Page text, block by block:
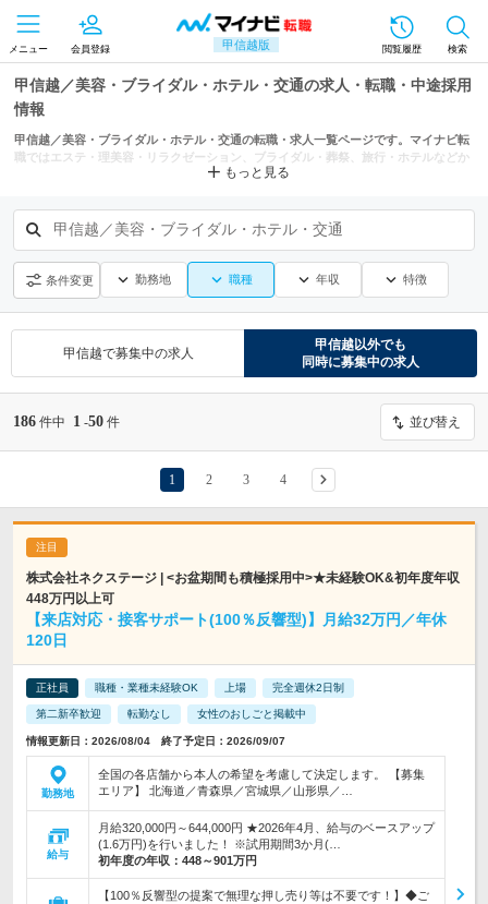
甲信越版
メニュー 会員登録 閲覧履歴 検索
甲信越／美容・ブライダル・ホテル・交通の求人・転職・中途採用
情報
甲信越／美容・ブライダル・ホテル・交通の転職・求人一覧ページです。マイナビ転
職ではエステ・理美容・リラクゼーション、ブライダル・葬祭、旅行・ホテルなどか
らもあなたにぴったりの求人を探せます。もっと見る
甲信越／美容・ブライダル・ホテル・交通
条件変更 勤務地 職種 年収 特徴
甲信越で募集中の求人
甲信越以外でも
同時に募集中の求人
186 件中 1 -50 件 並び替え
1 2 3 4
株式会社ネクステージ | <お盆期間も積極採用中>★未経験OK&初年度年収
448万円以上可
【来店対応・接客サポート(100％反響型)】月給32万円／年休
120日
正社員 職種・業種未経験OK 上場 完全週休2日制
第二新卒歓迎 転勤なし 女性のおしごと掲載中
情報更新日：2026/08/04 終了予定日：2026/09/07
勤務地
全国の各店舗から本人の希望を考慮して決定します。 【募集
エリア】 北海道／青森県／宮城県／山形県／…
給与
月給320,000円～644,000円 ★2026年4月、給与のベースアップ
(1.6万円)を行いました！ ※試用期間3か月(…
初年度の年収： 448～901万円
【100％反響型の提案で無理な押し売り等は不要です！】◆ご